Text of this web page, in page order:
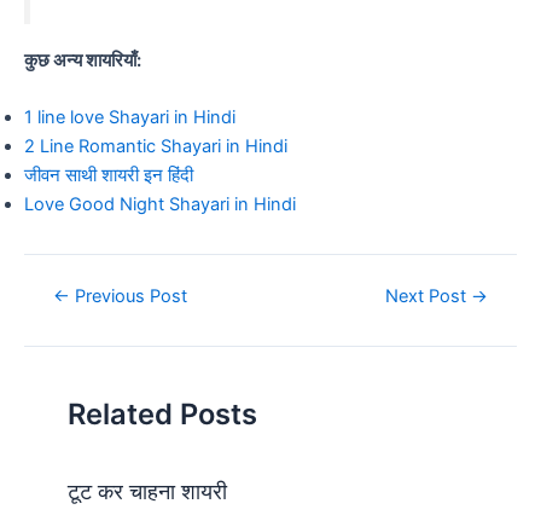
कुछ अन्य शायरियाँ:
1 line love Shayari in Hindi
2 Line Romantic Shayari in Hindi
जीवन साथी शायरी इन हिंदी
Love Good Night Shayari in Hindi
Post← Previous Post Next Post →
Related Posts
टूट कर चाहना शायरी